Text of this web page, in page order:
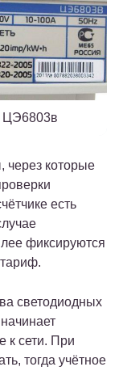
ЦЭ6803в
через которые
есть
фиксируются
светодиодных
к сети. При
тогда учётное